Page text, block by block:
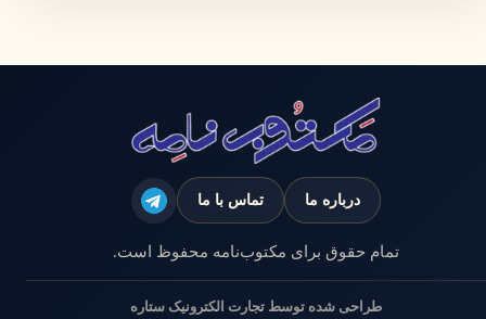
درباره ما تماس با ما
تمام حقوق برای مکتوب‌نامه محفوظ است.
طراحی شده توسط تجارت الکترونیک ستاره